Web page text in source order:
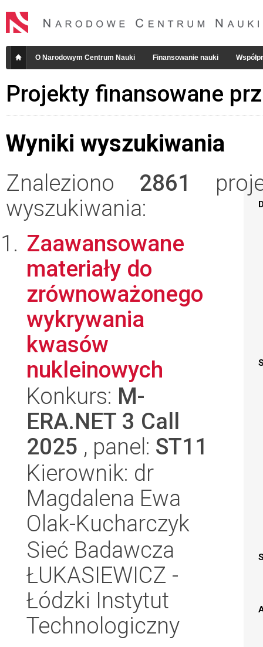
O Narodowym Centrum Nauki Finansowanie nauki
Projekty finansowane
Wyniki wyszukiwania
Znaleziono 2861
wyszukiwania:
Zaawansowane
materiały do
zrównoważonego
wykrywania
kwasów
nukleinowych
Konkurs: M-
ERA.NET 3 Call
2025 , panel: ST11
Kierownik: dr
Magdalena Ewa
Olak-Kucharczyk
Sieć Badawcza
ŁUKASIEWICZ -
Łódzki Instytut
Technologiczny